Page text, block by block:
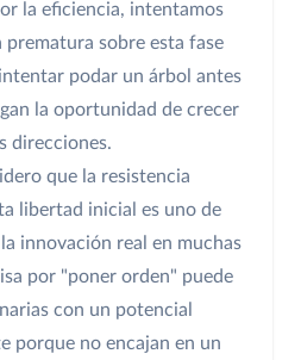
la eficiencia, intentamos
sobre esta fase
podar un árbol antes
la oportunidad de crecer
direcciones.
que la resistencia
libertad inicial es uno de
innovación real en muchas
por "poner orden" puede
con un potencial
porque no encajan en un